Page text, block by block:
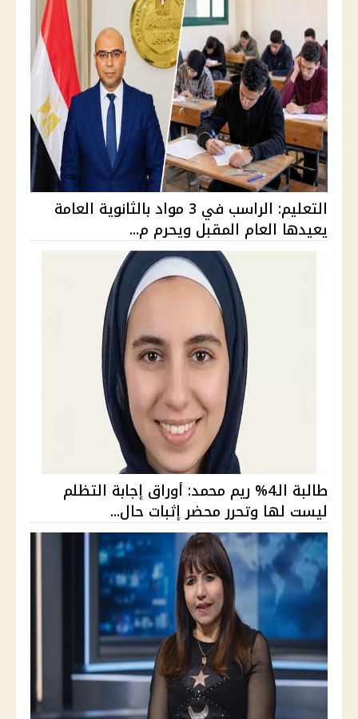
التعليم: الراسب في 3 مواد بالثانوية العامة
يعيدها العام المقبل ويحرم م...
طالبة الـ4% ريم محمد: أوراق إجابة التظلم
ليست لها وتحرر محضر إثبات حال...